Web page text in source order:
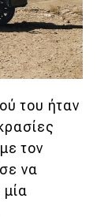
του ήταν
τον
να